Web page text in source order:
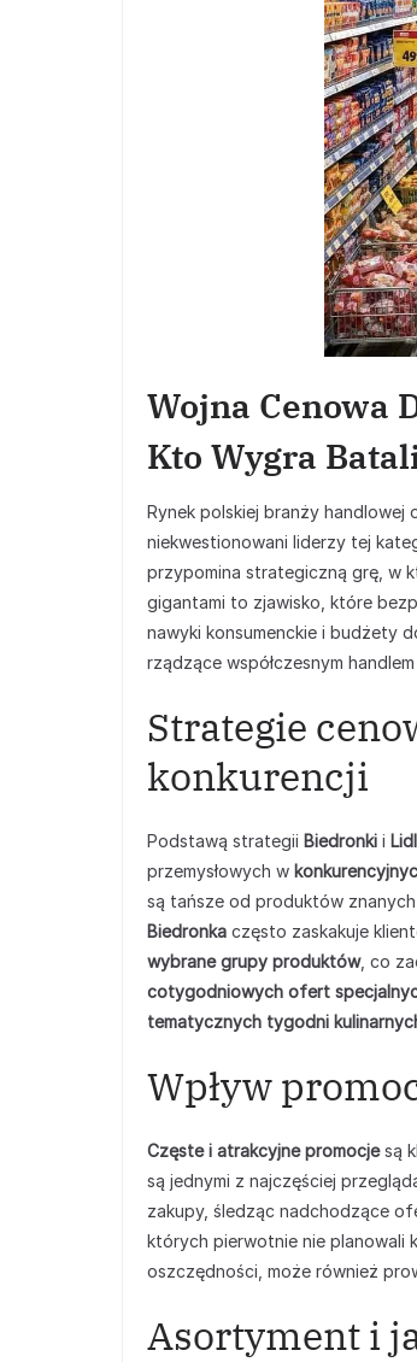
Wojna Cenowa
Kto Wygra
Rynek polskiej branży
niekwestionowani liderzy tej
przypomina strategiczną grę, w
gigantami to zjawisko, które
nawyki konsumenckie i budżety
rządzące współczesnym
Strategie
konkurencji
Podstawą strategii Biedronki i
przemysłowych w
są tańsze od produktów
Biedronka często zaskakuje
wybrane grupy produktów, co
cotygodniowych ofert
tematycznych tygodni
Wpływ
Częste i atrakcyjne promocjesą
są jednymi z najczęściej
zakupy, śledząc nadchodzące
których pierwotnie nie planowali
oszczędności, może również
Asortyment i